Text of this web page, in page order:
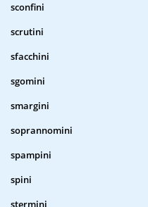
sconfini
scrutini
sfacchini
sgomini
smargini
soprannomini
spampini
spini
stermini